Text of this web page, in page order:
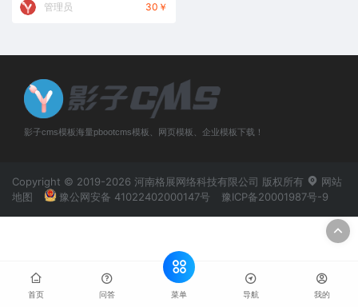
管理员 30￥
影子cms模板海量pbootcms模板、网页模板、企业模板下载！
Copyright © 2019-2026 河南格展网络科技有限公司 版权所有
网站
地图
豫公网安备 41022402000147号 豫ICP备20001987号-9
首页 问答 菜单 导航 我的